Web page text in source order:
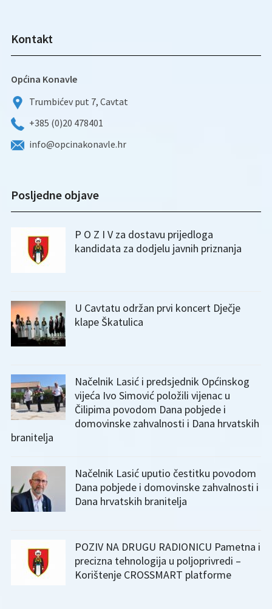
Kontakt
Općina Konavle
Trumbićev put 7, Cavtat
+385 (0)20 478401
info@opcinakonavle.hr
Posljedne objave
P O Z I V za dostavu prijedloga
kandidata za dodjelu javnih priznanja
U Cavtatu održan prvi koncert Dječje
klape Škatulica
Načelnik Lasić i predsjednik Općinskog
vijeća Ivo Simović položili vijenac u
Čilipima povodom Dana pobjede i
domovinske zahvalnosti i Dana hrvatskih
branitelja
Načelnik Lasić uputio čestitku povodom
Dana pobjede i domovinske zahvalnosti i
Dana hrvatskih branitelja
POZIV NA DRUGU RADIONICU Pametna i
precizna tehnologija u poljoprivredi –
Korištenje CROSSMART platforme